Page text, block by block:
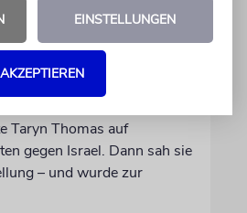
Taryn Thomas auf
gegen Israel. Dann sah sie
– und wurde zur
EINSTELLUNGEN
AKZEPTIEREN